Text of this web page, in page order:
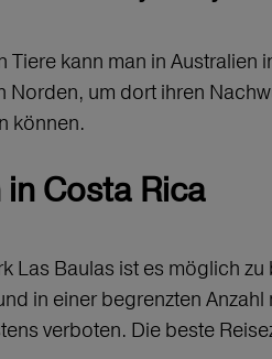
Tiere kann man in
Norden, um dort ihren
können.
Costa Rica
Las Baulas ist es möglich
in einer begrenzten
verboten. Die beste